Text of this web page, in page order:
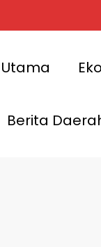
Berita